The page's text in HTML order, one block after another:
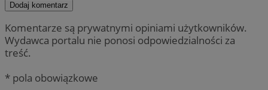
Dodaj komentarz
Komentarze są prywatnymi opiniami użytkowników.
Wydawca portalu nie ponosi odpowiedzialności za
treść.
* pola obowiązkowe